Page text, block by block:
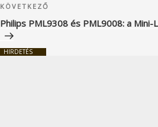
Következő
bejegyzés
KÖVETKEZŐ
Philips PML9308 és PML9008: a Mini-
HIRDETÉS